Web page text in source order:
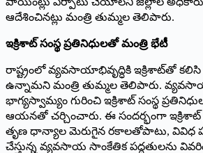
ఆదేశించినట్లు మంత్రి తుమ్మల తెలిపారు.
ఇక్రిశాట్‌ సంస్థ ప్రతినిధులతో మంత్రి భేటీ
రాష్ట్రంలో వ్యవసాయాభివృద్ధికి ఇక్రిశాట్‌తో
ఉన్నామని మంత్రి తుమ్మల తెలిపారు.
భాగ్యస్వామ్యం గురించి ఇక్రిశాట్‌ సంస్థ
ఆయనతో చర్చించారు. ఈ సందర్భంగా ఇక్రిశాట్‌
తృణ ధాన్యాల మెరుగైన రకాలతోపాటు, వివిధ
చేస్తున్న వ్యవసాయ సాంకేతిక పద్ధతులను